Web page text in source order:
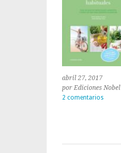
abril 27, 2017
por Ediciones Nobel
2 comentarios